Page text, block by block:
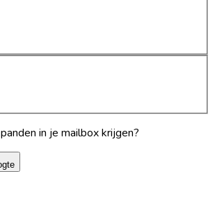
in je mailbox krijgen?